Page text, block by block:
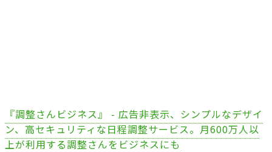
『調整さんビジネス』 - 広告非表示、シンプルなデザイ
ン、高セキュリティな日程調整サービス。月600万人以
上が利用する調整さんをビジネスにも